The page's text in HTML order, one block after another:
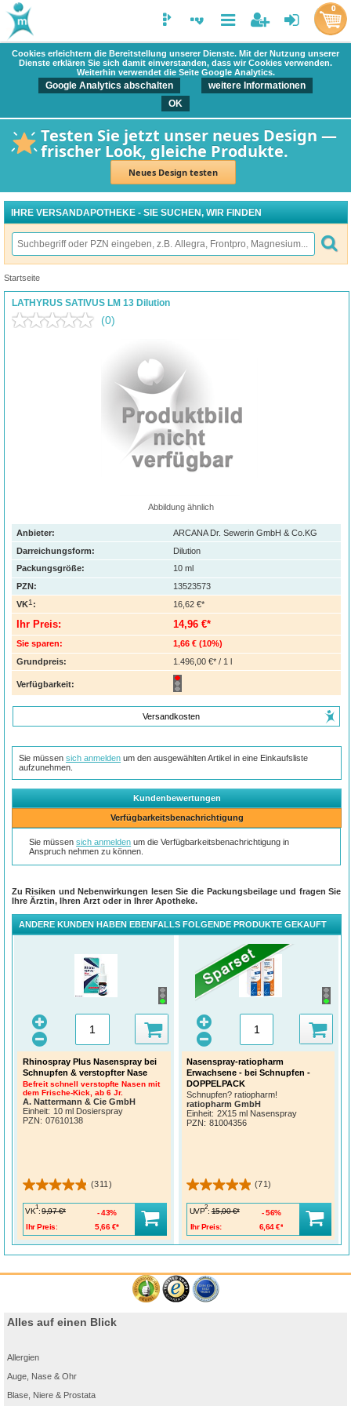
Cookies erleichtern die Bereitstellung unserer Dienste. Mit der Nutzung unserer
Dienste erklären Sie sich damit einverstanden, dass wir Cookies verwenden.
Weiterhin verwendet die Seite Google Analytics.
Google Analytics abschalten
weitere Informationen
OK
Testen Sie jetzt unser neues Design —
frischer Look, gleiche Produkte.
Neues Design testen
0
IHRE VERSANDAPOTHEKE - SIE SUCHEN, WIR FINDEN
Startseite
LATHYRUS SATIVUS LM 13 Dilution
(0)
Abbildung ähnlich
Anbieter:
ARCANA Dr. Sewerin GmbH & Co.KG
Darreichungsform:
Dilution
Packungsgröße:
10 ml
PZN:
13523573
VK1: 16,62 €*
Ihr Preis: 14,96 €*
Sie sparen: 1,66 € (10%)
Grundpreis:
1.496,00 €* / 1 l
Verfügbarkeit:
Versandkosten
Sie müssensich anmelden um den ausgewählten Artikel in eine Einkaufsliste
aufzunehmen.
Kundenbewertungen
Verfügbarkeitsbenachrichtigung
Sie müssensich anmelden um die Verfügbarkeitsbenachrichtigung in
Anspruch nehmen zu können.
Zu Risiken und Nebenwirkungen lesen Sie die Packungsbeilage und fragen Sie
Ihre Ärztin, Ihren Arzt oder in Ihrer Apotheke.
ANDERE KUNDEN HABEN EBENFALLS FOLGENDE PRODUKTE GEKAUFT
Rhinospray Plus Nasenspray bei
Schnupfen & verstopfter Nase
Befreit schnell verstopfte Nasen mit
dem Frische-Kick, ab 6 Jr.
A. Nattermann & Cie GmbH
Einheit: 10 ml Dosierspray
PZN : 07610138
(311)
VK
1
: 9,97 €*
Ihr Preis:
5,66 €*
43%
Nasenspray-ratiopharm
Erwachsene - bei Schnupfen -
DOPPELPACK
Schnupfen? ratiopharm!
ratiopharm GmbH
Einheit: 2X15 ml Nasenspray
PZN : 81004356
(71)
UVP
2
: 15,00 €*
Ihr Preis:
6,64 €*
56%
Alles auf einen Blick
Allergien
Auge, Nase & Ohr
Blase, Niere & Prostata